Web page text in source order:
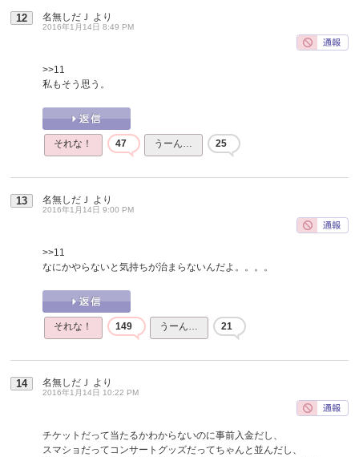
12 名無しだＪ より
2016年1月14日 8:49 PM
>>11
私もそう思う。
それな！ 47 うーん… 25
13 名無しだＪ より
2016年1月14日 9:00 PM
>>11
なにかやらないと気持ちが治まらないんだよ。。。。
それな！ 149 うーん… 21
14 名無しだＪ より
2016年1月14日 10:22 PM
チケットだって当たるかわからないのに事前入金だし、
スマショだってコンサートグッズだってちゃんと並んだし、